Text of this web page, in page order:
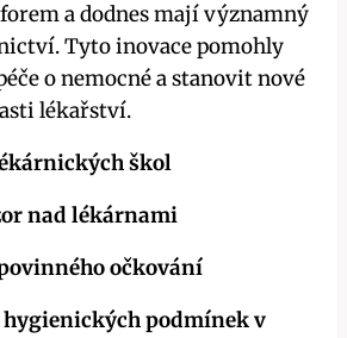
a dodnes mají významný
Tyto inovace pomohly
o nemocné a stanovit nové
lékařství.
škol
nad lékárnami
očkování
podmínek v